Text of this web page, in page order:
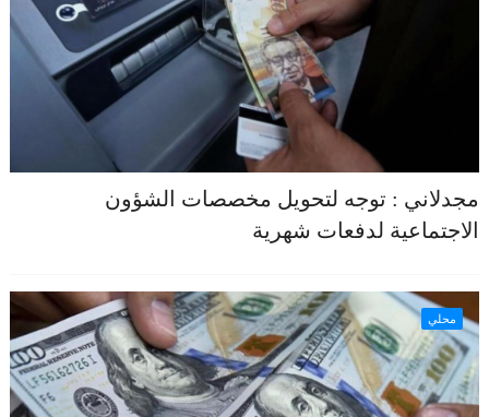
مجدلاني : توجه لتحويل مخصصات الشؤون
الاجتماعية لدفعات شهرية
محلي